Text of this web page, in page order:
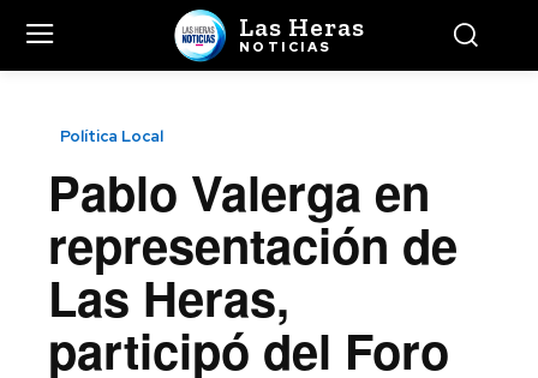
Las Heras
NOTICIAS
Política Local
Pablo Valerga en
representación de
Las Heras,
participó del Foro